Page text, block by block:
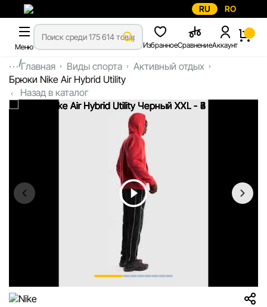
RU RO
Меню ИзбранноеСравнениеАккаунт
...Главная Виды спорта
Активный отдых
Брюки Nike Air Hybrid Utility
Назад в каталог